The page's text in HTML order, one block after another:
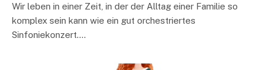
Wir leben in einer Zeit, in der der Alltag einer Familie so
komplex sein kann wie ein gut orchestriertes
Sinfoniekonzert.…